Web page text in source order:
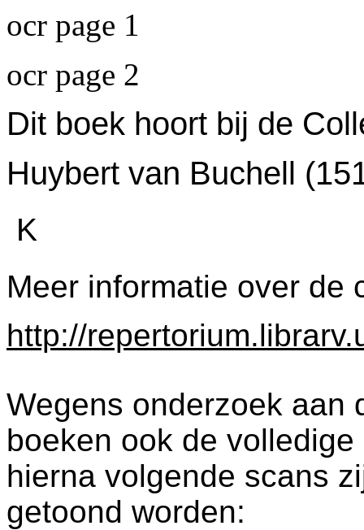
ocr page 1
ocr page 2
Dit boek hoort bij de
Huybert van Buchell
K
Meer informatie over de
http://
Wegens onderzoek aan
boeken ook de
hierna volgende scans
getoond worden: